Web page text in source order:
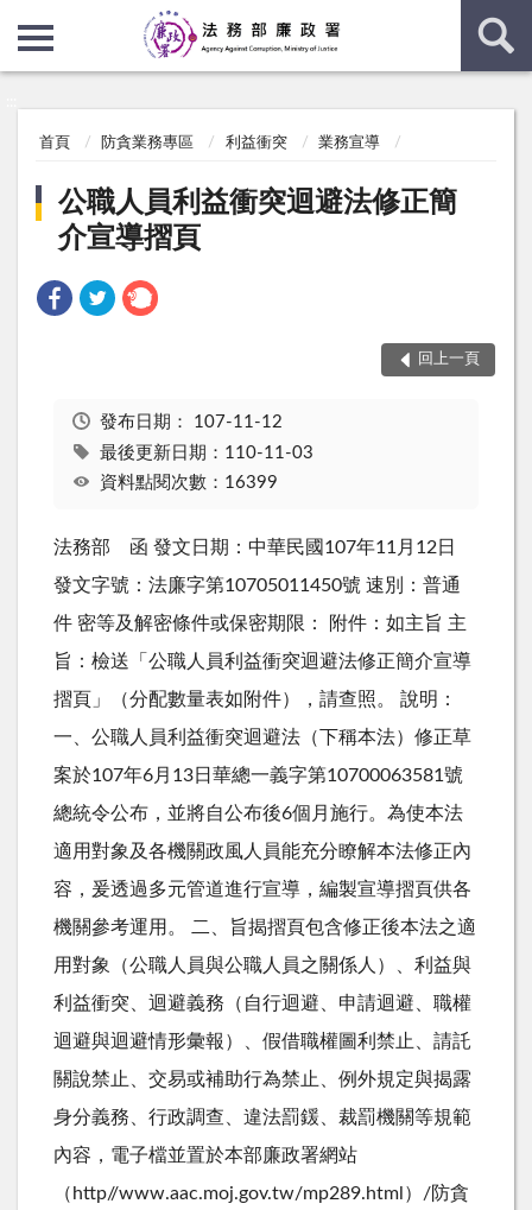
首頁 防貪業務專區 利益衝突 業務宣導
公職人員利益衝突迴避法修正簡
介宣導摺頁
回上一頁
發布日期： 107-11-12
最後更新日期：110-11-03
資料點閱次數：16399
法務部 函 發文日期：中華民國107年11月12日
發文字號：法廉字第10705011450號 速別：普通
件 密等及解密條件或保密期限： 附件：如主旨 主
旨：檢送「公職人員利益衝突迴避法修正簡介宣導
摺頁」（分配數量表如附件），請查照。 說明：
一、公職人員利益衝突迴避法（下稱本法）修正草
案於107年6月13日華總一義字第10700063581號
總統令公布，並將自公布後6個月施行。為使本法
適用對象及各機關政風人員能充分瞭解本法修正內
容，爰透過多元管道進行宣導，編製宣導摺頁供各
機關參考運用。 二、旨揭摺頁包含修正後本法之適
用對象（公職人員與公職人員之關係人）、利益與
利益衝突、迴避義務（自行迴避、申請迴避、職權
迴避與迴避情形彙報）、假借職權圖利禁止、請託
關說禁止、交易或補助行為禁止、例外規定與揭露
身分義務、行政調查、違法罰鍰、裁罰機關等規範
內容，電子檔並置於本部廉政署網站
（http//www.aac.moj.gov.tw/mp289.html）/防貪